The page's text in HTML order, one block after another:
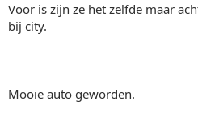
Voor is zijn ze het zelfde maar
bij city.
Mooie auto geworden.